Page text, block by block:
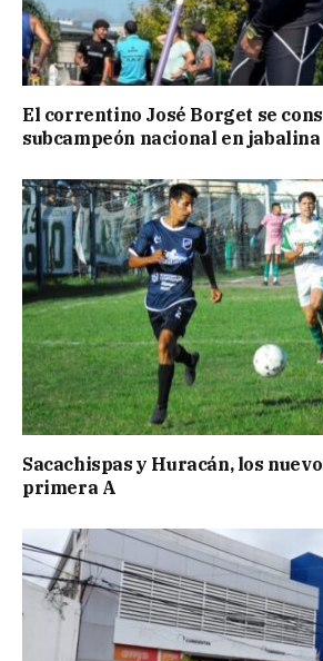
El correntino José Borget se
subcampeón nacional en jabalina
Sacachispas y Huracán, los
primera A